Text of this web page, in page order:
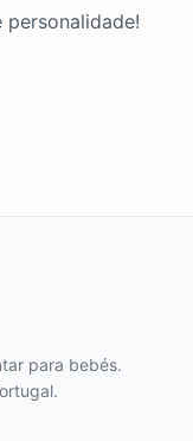
para bebés.